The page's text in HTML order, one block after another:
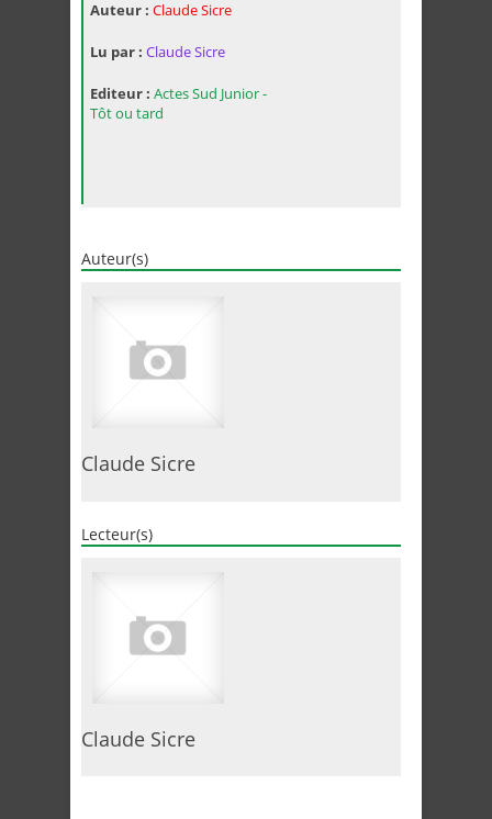
Auteur : Claude Sicre
Lu par : Claude Sicre
Editeur : Actes Sud Junior -
Tôt ou tard
Auteur(s)
Claude Sicre
Lecteur(s)
Claude Sicre